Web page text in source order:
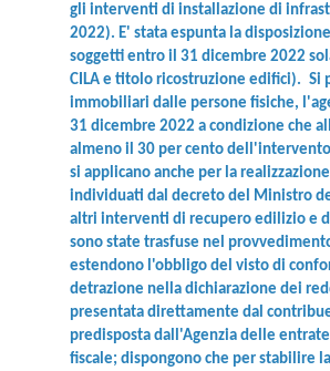
gli interventi di installazione di
2022). E' stata espunta la
soggetti entro il 31 dicembre 2022
CILA e titolo ricostruzione edifici). Si
immobiliari dalle persone fisiche,
31 dicembre 2022 a condizione che
almeno il 30 per cento dell'intervento
si applicano anche per la
individuati dal decreto del Ministro
altri interventi di recupero edilizio e
sono state trasfuse nel
estendono l'obbligo del visto di
detrazione nella dichiarazione dei
presentata direttamente dal
predisposta dall'Agenzia delle
fiscale; dispongono che per stabilire